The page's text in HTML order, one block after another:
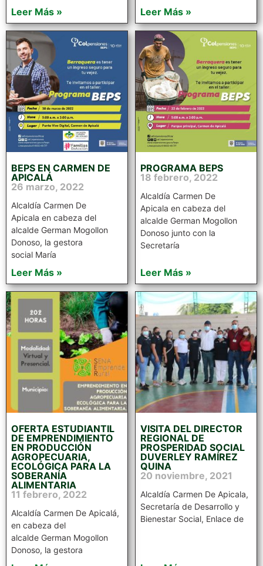
Leer Más » Leer Más »
BEPS EN CARMEN DE
APICALÁ
26 marzo, 2022
Alcaldía Carmen De
Apicala en cabeza del
alcalde German Mogollon
Donoso, la gestora
social María
Leer Más »
PROGRAMA BEPS
18 febrero, 2022
Alcaldía Carmen De
Apicala en cabeza del
alcalde German Mogollon
Donoso junto con la
Secretaría
Leer Más »
OFERTA ESTUDIANTIL
DE EMPRENDIMIENTO
EN PRODUCCIÓN
AGROPECUARIA,
ECOLÓGICA PARA LA
SOBERANÍA
ALIMENTARIA
11 febrero, 2022
Alcaldía Carmen De Apicalá,
en cabeza del
alcalde German Mogollon
Donoso, la gestora
VISITA DEL DIRECTOR
REGIONAL DE
PROSPERIDAD SOCIAL
DUVERLEY RAMÍREZ
QUINA
20 noviembre, 2021
Alcaldía Carmen De Apicala,
Secretaría de Desarrollo y
Bienestar Social, Enlace de